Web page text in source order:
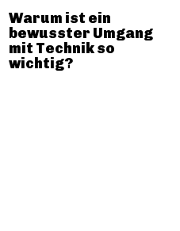
Warum ist ein
bewusster Umgang
mit Technik so
wichtig?